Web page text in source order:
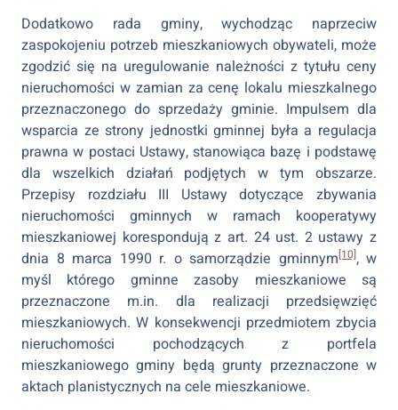
Dodatkowo rada gminy, wychodząc naprzeciw
zaspokojeniu potrzeb mieszkaniowych obywateli, może
zgodzić się na uregulowanie należności z tytułu ceny
nieruchomości w zamian za cenę lokalu mieszkalnego
przeznaczonego do sprzedaży gminie. Impulsem dla
wsparcia ze strony jednostki gminnej była a regulacja
prawna w postaci Ustawy, stanowiąca bazę i podstawę
dla wszelkich działań podjętych w tym obszarze.
Przepisy rozdziału III Ustawy dotyczące zbywania
nieruchomości gminnych w ramach kooperatywy
mieszkaniowej korespondują z art. 24 ust. 2 ustawy z
dnia 8 marca 1990 r. o samorządzie gminnym[10], w
myśl którego gminne zasoby mieszkaniowe są
przeznaczone m.in. dla realizacji przedsięwzięć
mieszkaniowych. W konsekwencji przedmiotem zbycia
nieruchomości pochodzących z portfela
mieszkaniowego gminy będą grunty przeznaczone w
aktach planistycznych na cele mieszkaniowe.